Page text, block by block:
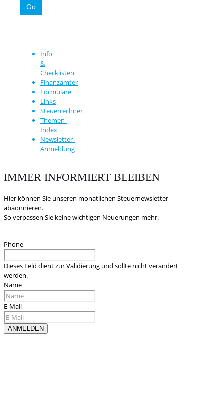
Info
&
Checklisten
Finanzämter
Formulare
Links
Steuerrechner
Themen-
Index
Newsletter-
Anmeldung
IMMER INFORMIERT BLEIBEN
Hier können Sie unseren monatlichen Steuernewsletter
abaonnieren.
So verpassen Sie keine wichtigen Neuerungen mehr.
Phone
Dieses Feld dient zur Validierung und sollte nicht verändert
werden.
Name
E-Mail